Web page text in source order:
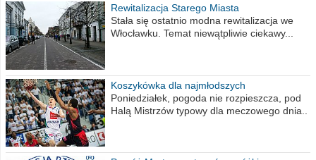
Rewitalizacja Starego Miasta
Stała się ostatnio modna rewitalizacja we
Włocławku. Temat niewątpliwie ciekawy...
Koszykówka dla najmłodszych
Poniedziałek, pogoda nie rozpieszcza, pod
Halą Mistrzów typowy dla meczowego dnia..